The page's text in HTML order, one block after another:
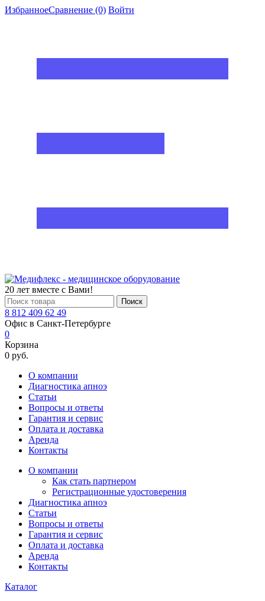
ИзбранноеСравнение (0) Войти
20 лет вместе с Вами!
Поиск
8 812 409 62 49
Офис в Санкт-Петербурге
0
Корзина
0 руб.
О компании
Диагностика апноэ
Статьи
Вопросы и ответы
Гарантия и сервис
Оплата и доставка
Аренда
Контакты
О компании
Как стать партнером
Регистрационные удостоверения
Диагностика апноэ
Статьи
Вопросы и ответы
Гарантия и сервис
Оплата и доставка
Аренда
Контакты
Каталог